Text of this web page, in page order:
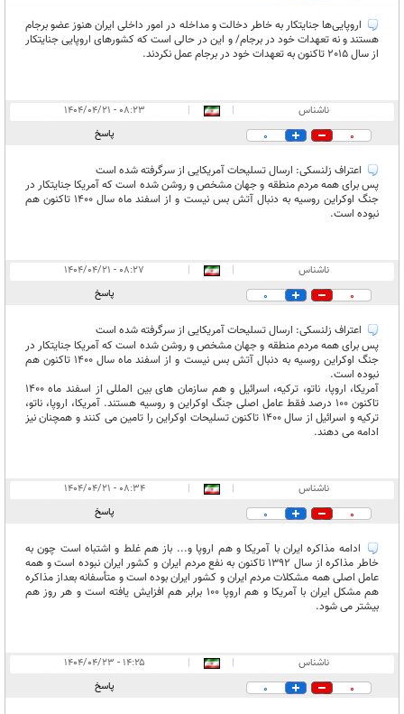
اروپایی‌ها جنایتکار به خاطر دخالت و مداخله در امور داخلی ایران هنوز عضو برجام
هستند و نه تعهدات خود در برجام/ و این در حالی است که کشورهای اروپایی جنایتکار
از سال 2015 تاکنون به تعهدات خود در برجام عمل نکردند.
ناشناس |
|
۰۸:۲۳ - ۱۴۰۴/۰۴/۲۱
0
0 پاسخ
اعتراف زلنسکی: ارسال تسلیحات آمریکایی از سرگرفته شده است
پس برای همه مردم منطقه و جهان مشخص و روشن شده است که آمریکا جنایتکار در
جنگ اوکراین روسیه به دنبال آتش بس نیست و از اسفند ماه سال 1400 تاکنون هم
نبوده است.
ناشناس |
|
۰۸:۲۷ - ۱۴۰۴/۰۴/۲۱
0
0 پاسخ
اعتراف زلنسکی: ارسال تسلیحات آمریکایی از سرگرفته شده است
پس برای همه مردم منطقه و جهان مشخص و روشن شده است که آمریکا جنایتکار در
جنگ اوکراین روسیه به دنبال آتش بس نیست و از اسفند ماه سال 1400 تاکنون هم
نبوده است.
آمریکا، اروپا، ناتو، ترکیه، اسرائیل و هم سازمان های بین المللی از اسفند ماه 1400
تاکنون 100 درصد فقط عامل اصلی جنگ اوکراین و روسیه هستند. آمریکا، اروپا، ناتو،
ترکیه و اسرائیل از سال 1400 تاکنون تسلیحات اوکراین را تامین می کنند و همچنان نیز
ادامه می دهند.
ناشناس |
|
۰۸:۳۴ - ۱۴۰۴/۰۴/۲۱
0
0 پاسخ
ادامه مذاکره ایران با آمریکا و هم اروپا و... باز هم غلط و اشتباه است چون به
خاطر مذاکره از سال 1392 تاکنون به نفع مردم ایران و کشور ایران نبوده است و همه
عامل اصلی همه مشکلات مردم ایران و کشور ایران بوده است و متأسفانه بعداز مذاکره
هم مشکل ایران با آمریکا و هم اروپا 100 برابر هم افزایش یافته است و هر روز هم
بیشتر می شود.
ناشناس |
|
۱۴:۲۵ - ۱۴۰۴/۰۴/۲۳
0
0 پاسخ